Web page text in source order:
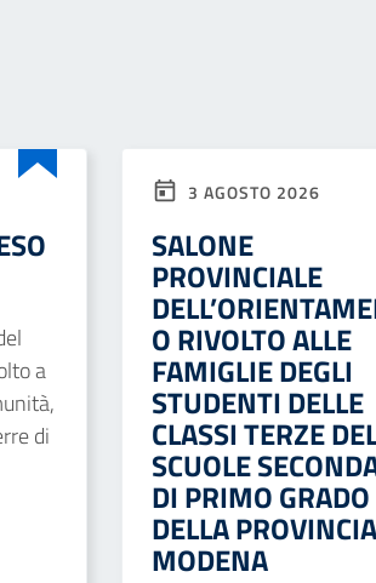
a
di
3 AGOSTO 2026
SALONE
PROVINCIALE
O RIVOLTO ALLE
FAMIGLIE DEGLI
STUDENTI DELLE
CLASSI TERZE
SCUOLE
DI PRIMO GRADO
DELLA
MODENA